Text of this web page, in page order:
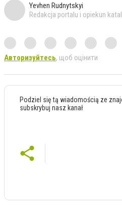
Yevhen Rudnytskyi
Redakcja portalu i opiekun
Авторизуйтесь, щоб оцінити
Podziel się tą wiadomością ze
subskrybuj nasz kanał